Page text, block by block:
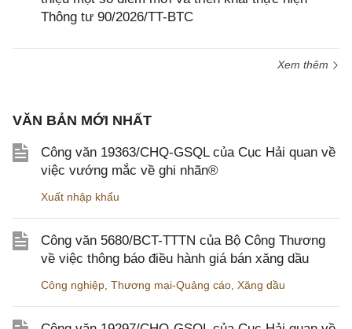
Thông tư 90/2026/TT-BTC
Xem thêm
VĂN BẢN MỚI NHẤT
Công văn 19363/CHQ-GSQL của Cục Hải quan về
việc vướng mắc về ghi nhãn®
Xuất nhập khẩu
Công văn 5680/BCT-TTTN của Bộ Công Thương
về việc thông báo điều hành giá bán xăng dầu
Công nghiệp Thương mại-Quảng cáo Xăng dầu